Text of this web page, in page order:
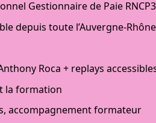
Gestionnaire de Paie
depuis toute l’Auvergne-
Roca + replays
la formation
accompagnement formateur